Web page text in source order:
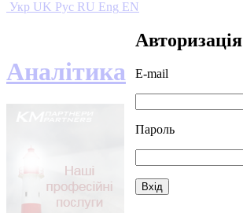
Укр UK Рус RU Eng EN
Авторизація
E-mail
Пароль
Аналітика